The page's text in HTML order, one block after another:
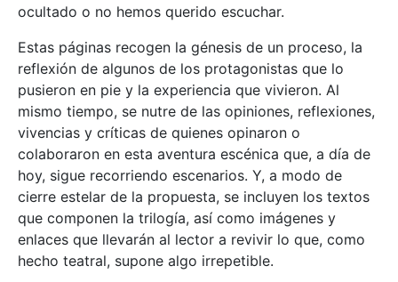
ocultado o no hemos querido escuchar.
Estas páginas recogen la génesis de un proceso, la
reflexión de algunos de los protagonistas que lo
pusieron en pie y la experiencia que vivieron. Al
mismo tiempo, se nutre de las opiniones, reflexiones,
vivencias y críticas de quienes opinaron o
colaboraron en esta aventura escénica que, a día de
hoy, sigue recorriendo escenarios. Y, a modo de
cierre estelar de la propuesta, se incluyen los textos
que componen la trilogía, así como imágenes y
enlaces que llevarán al lector a revivir lo que, como
hecho teatral, supone algo irrepetible.